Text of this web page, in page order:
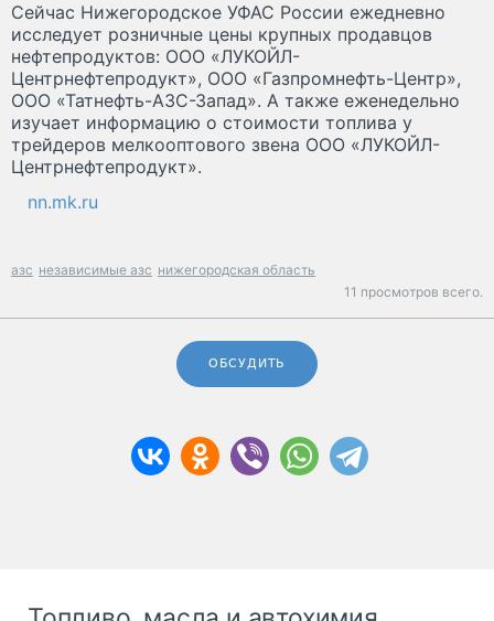
Сейчас Нижегородское УФАС России ежедневно
исследует розничные цены крупных продавцов
нефтепродуктов: ООО «ЛУКОЙЛ-
Центрнефтепродукт», ООО «Газпромнефть-Центр»,
ООО «Татнефть-АЗС-Запад». А также еженедельно
изучает информацию о стоимости топлива у
трейдеров мелкооптового звена ООО «ЛУКОЙЛ-
Центрнефтепродукт».
nn.mk.ru
азс независимые азс нижегородская область
11 просмотров всего.
ОБСУДИТЬ